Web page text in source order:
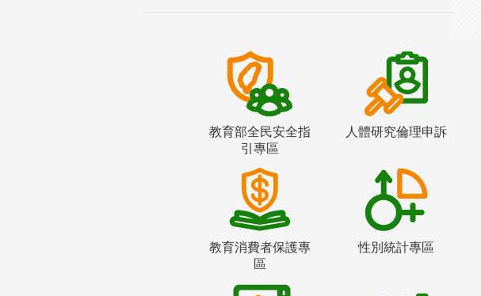
教育部全民安全指
引專區
人體研究倫理申訴
教育消費者保護專
區
性別統計專區